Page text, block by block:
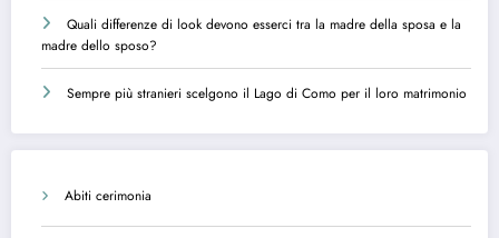
Quali differenze di look devono esserci tra la madre della sposa e la
madre dello sposo?
Sempre più stranieri scelgono il Lago di Como per il loro matrimonio
Abiti cerimonia